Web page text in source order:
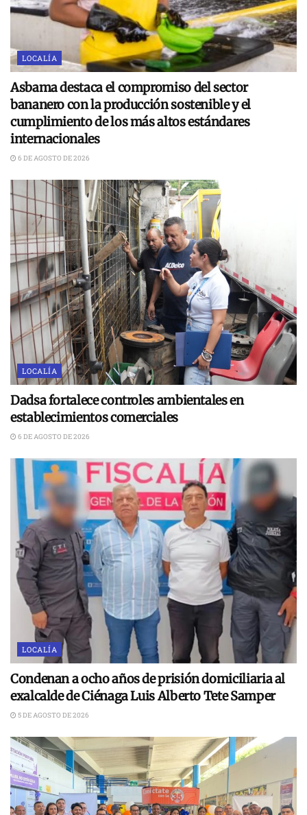
LOCALÍA
Asbama destaca el compromiso del sector
bananero con la producción sostenible y el
cumplimiento de los más altos estándares
internacionales
6 DE AGOSTO DE 2026
LOCALÍA
Dadsa fortalece controles ambientales en
establecimientos comerciales
6 DE AGOSTO DE 2026
LOCALÍA
Condenan a ocho años de prisión domiciliaria al
exalcalde de Ciénaga Luis Alberto Tete Samper
5 DE AGOSTO DE 2026